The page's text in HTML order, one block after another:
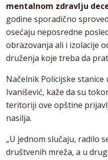
mentalnom zdravlju
godine sporadično
osećaju neposredne
obrazovanja ali i izolacije
druženja koje treba da
Načelnik Policijske
Ivanišević, kaže da su
teritoriji ove opštine
nasilja.
„U jednom slučaju, radilo
društvenih mreža, a u